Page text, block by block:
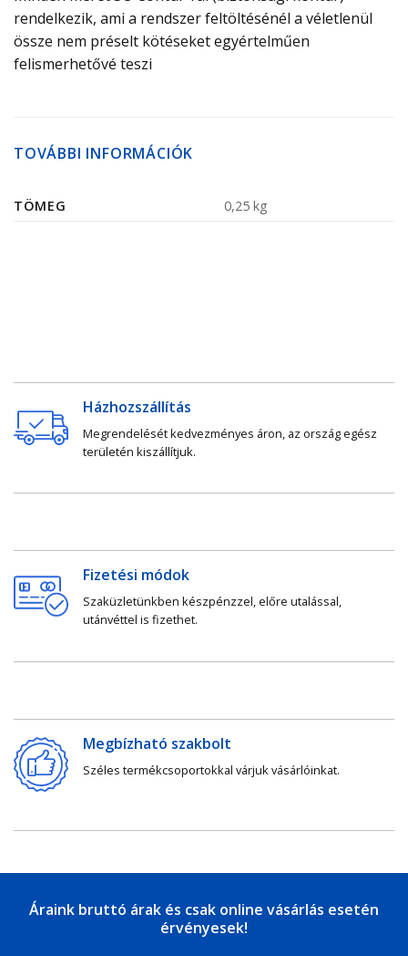
rendelkezik, ami a rendszer feltöltésénél a véletlenül
össze nem préselt kötéseket egyértelműen
felismerhetővé teszi
TOVÁBBI INFORMÁCIÓK
TÖMEG 0,25 kg
Házhozszállítás
Megrendelését kedvezményes áron, az ország egész
területén kiszállítjuk.
Fizetési módok
Szaküzletünkben készpénzzel, előre utalással,
utánvéttel is fizethet.
Megbízható szakbolt
Széles termékcsoportokkal várjuk vásárlóinkat.
Áraink bruttó árak és csak online vásárlás esetén
érvényesek!